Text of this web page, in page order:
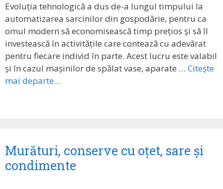
Evoluția tehnologică a dus de-a lungul timpului la
automatizarea sarcinilor din gospodărie, pentru ca
omul modern să economisească timp prețios și să îl
investească în activitățile care contează cu adevărat
pentru fiecare individ în parte. Acest lucru este valabil
și în cazul mașinilor de spălat vase, aparate … Citește
mai departe…
Murături, conserve cu oțet, sare și
condimente